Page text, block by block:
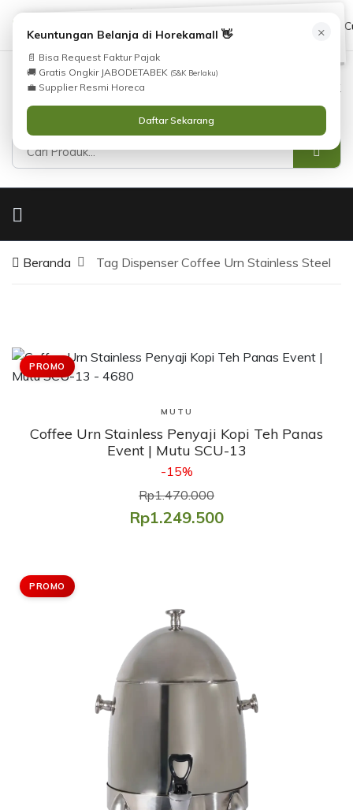
(021) 38783380 08551688000
Masuk
×
Keuntungan Belanja di Horekamall 👋
📄 Bisa Request Faktur Pajak
🚚 Gratis Ongkir JABODETABEK (S&K Berlaku)
💼 Supplier Resmi Horeca
Daftar Sekarang
Beranda Tag Dispenser Coffee Urn Stainless Steel
PROMO
Lihat Produk
MUTU
Coffee Urn Stainless Penyaji Kopi Teh Panas
Event | Mutu SCU-13
-15%
Rp1.470.000
Rp1.249.500
PROMO
i Silahkan lihatKatalog
Hubungi Kami